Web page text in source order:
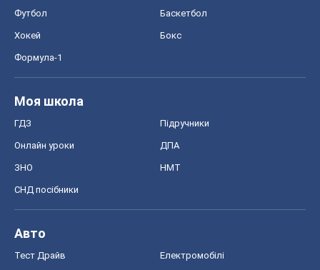
Футбол Баскетбол
Хокей Бокс
Формула-1
Моя школа
ГДЗ Підручники
Онлайн уроки ДПА
ЗНО НМТ
СНД посібники
Авто
Тест Драйв Електромобілі